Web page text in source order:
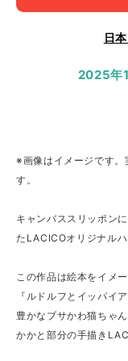
日
2025年
※画像はイメージです。
す。
キャンバススリッポン
たLACICOオリジナルハ
この作品は絵本をイメ
『ルドルフとイッパイ
豊かなブサかわ猫ちゃ
かかと部分の手描き